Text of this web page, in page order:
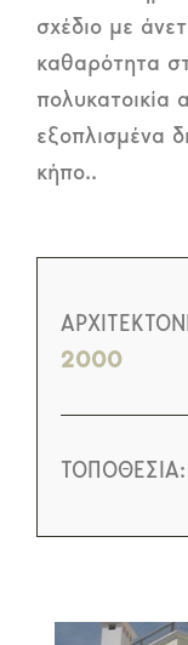
σχέδιο με
καθαρότητα
πολυκατοικία
εξοπλισμένα
κήπο..
2000
ΤΟΠΟΘΕΣΙΑ: